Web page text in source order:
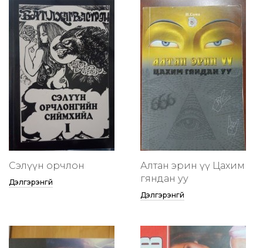
Сэлүүн орчлон
Дэлгэрэнгүй
Алтан эрин үү Цахим
гяндан уу
Дэлгэрэнгүй